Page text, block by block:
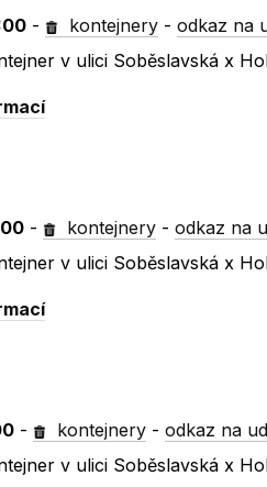
- kontejnery -odkaz na
v ulici Soběslavská x
- kontejnery -odkaz na
v ulici Soběslavská x
- kontejnery -odkaz na
v ulici Soběslavská x